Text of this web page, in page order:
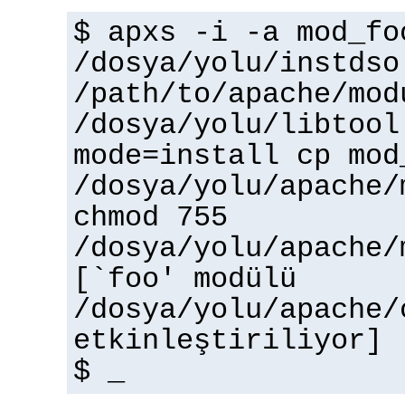
$ apxs -i -a
/dosya/yolu/
/path/to/apache/
/dosya/yolu/
mode=install cp
/dosya/yolu/
chmod 755
/dosya/yolu/apache/
[`foo' modülü
/dosya/yolu/
etkinleştiriliyor]
$ _